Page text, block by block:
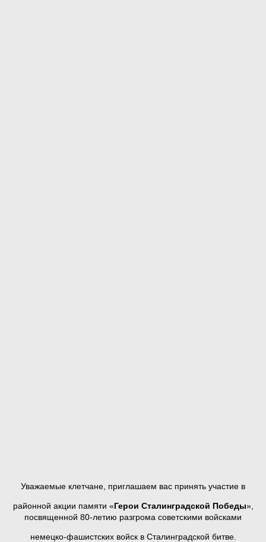
Уважаемые клетчане, приглашаем вас принять участие в
районной акции памяти «Герои Сталинградской Победы»,
посвященной 80-летию разгрома советскими войсками
немецко-фашистских войск в Сталинградской битве.